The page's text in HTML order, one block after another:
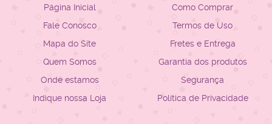
Página Inicial
Fale Conosco
Mapa do Site
Quem Somos
Onde estamos
Indique nossa Loja
Como Comprar
Termos de Uso
Fretes e Entrega
Garantia dos produtos
Segurança
Política de Privacidade